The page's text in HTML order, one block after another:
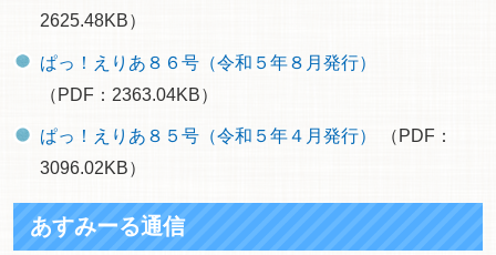
2625.48KB）
ぱっ！えりあ８６号（令和５年８月発行）
（PDF：2363.04KB）
ぱっ！えりあ８５号（令和５年４月発行）
（PDF：
3096.02KB）
あすみーる通信